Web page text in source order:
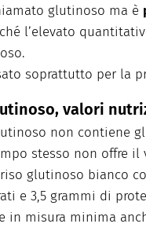
glutinoso ma è
l’elevato
soprattutto per la
valori
non contiene
stesso non offre
glutinoso bianco
e 3,5 grammi di
in misura minima